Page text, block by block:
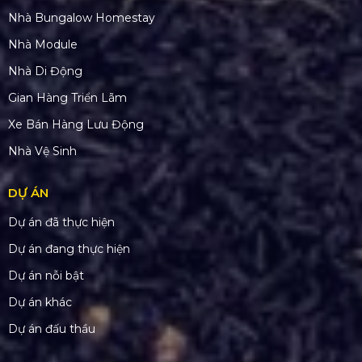
Nhà Bungalow Homestay
Nhà Module
Nhà Di Động
Gian Hàng Triển Lãm
Xe Bán Hàng Lưu Động
Nhà Vệ Sinh
DỰ ÁN
Dự án đã thực hiện
Dự án đang thực hiện
Dự án nỗi bật
Dự án khác
Dự án đấu thầu